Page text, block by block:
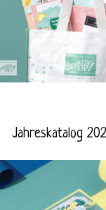
Jahreskatalog